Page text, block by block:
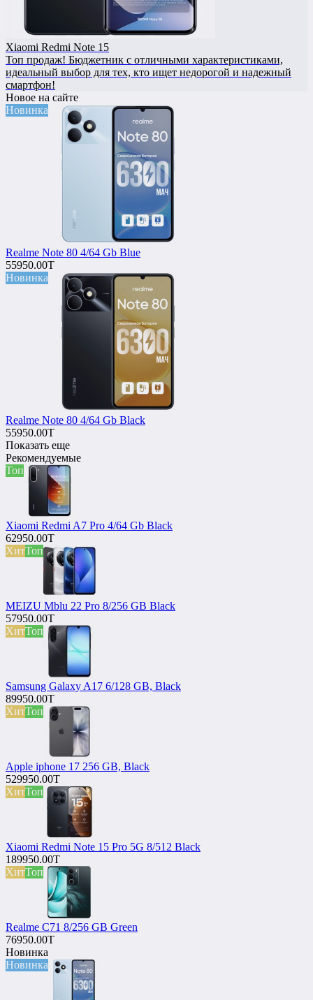
Xiaomi Redmi Note 15
Топ продаж! Бюджетник с отличными характеристиками,
идеальный выбор для тех, кто ищет недорогой и надежный
смартфон!
Новое на сайте
Новинка
Realme Note 80 4/64 Gb Blue
55950.00T
Новинка
Realme Note 80 4/64 Gb Black
55950.00T
Показать еще
Рекомендуемые
Топ
Xiaomi Redmi A7 Pro 4/64 Gb Black
62950.00T
ХитТоп
MEIZU Mblu 22 Pro 8/256 GB Black
57950.00T
ХитТоп
Samsung Galaxy A17 6/128 GB, Black
89950.00T
ХитТоп
Apple iphone 17 256 GB, Black
529950.00T
ХитТоп
Xiaomi Redmi Note 15 Pro 5G 8/512 Black
189950.00T
ХитТоп
Realme C71 8/256 GB Green
76950.00T
Новинка
Новинка